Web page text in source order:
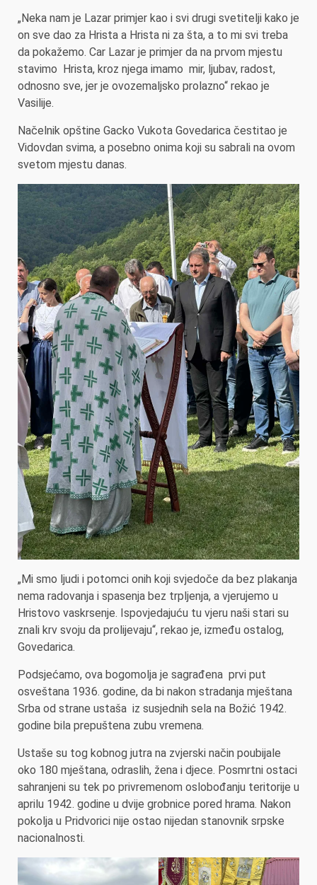
„Neka nam je Lazar primjer kao i svi drugi svetitelji kako je
on sve dao za Hrista a Hrista ni za šta, a to mi svi treba
da pokažemo. Car Lazar je primjer da na prvom mjestu
stavimo Hrista, kroz njega imamo mir, ljubav, radost,
odnosno sve, jer je ovozemaljsko prolazno“ rekao je
Vasilije.
Načelnik opštine Gacko Vukota Govedarica čestitao je
Vidovdan svima, a posebno onima koji su sabrali na ovom
svetom mjestu danas.
„Mi smo ljudi i potomci onih koji svjedoče da bez plakanja
nema radovanja i spasenja bez trpljenja, a vjerujemo u
Hristovo vaskrsenje. Ispovjedajuću tu vjeru naši stari su
znali krv svoju da prolijevaju“, rekao je, između ostalog,
Govedarica.
Podsjećamo, ova bogomolja je sagrađena prvi put
osveštana 1936. godine, da bi nakon stradanja mještana
Srba od strane ustaša iz susjednih sela na Božić 1942.
godine bila prepuštena zubu vremena.
Ustaše su tog kobnog jutra na zvjerski način poubijale
oko 180 mještana, odraslih, žena i djece. Posmrtni ostaci
sahranjeni su tek po privremenom oslobođanju teritorije u
aprilu 1942. godine u dvije grobnice pored hrama. Nakon
pokolja u Pridvorici nije ostao nijedan stanovnik srpske
nacionalnosti.